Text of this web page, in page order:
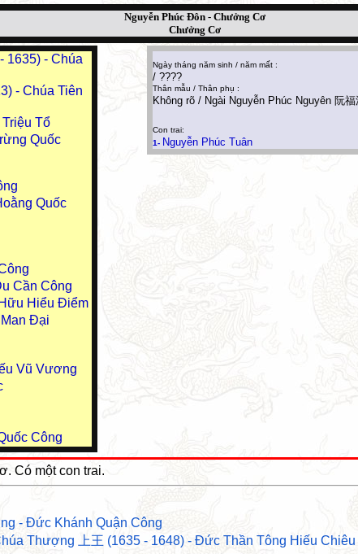
Nguyễn Phúc Đôn - Chưởng Cơ
Chưởng Cơ
1635) - Chúa
- Chúa Tiên
Tổ
Quốc
Quốc
Cần Công
Hiểu Điểm
Đại
Vũ Vương
Công
Ngày tháng năm sinh / năm mất :
/ ????
Thân mẫu / Thân phụ :
Không rõ / Ngài Nguyễn Phúc Nguyên 阮
Con trai:
1- Nguyễn Phúc Tuân
Có một con trai.
- Đức Khánh Quận Công
Thượng 上王 (1635 - 1648) - Đức Thần Tông Hiếu